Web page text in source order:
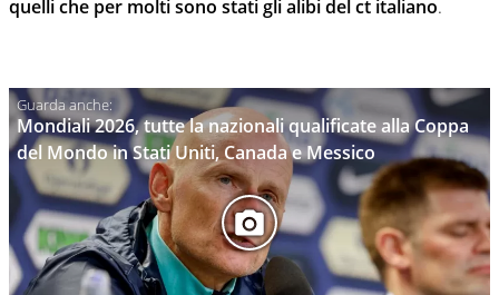
quelli che per molti sono stati gli alibi del ct italiano.
Mondiali 2026, tutte la nazionali qualificate alla Coppa
del Mondo in Stati Uniti, Canada e Messico